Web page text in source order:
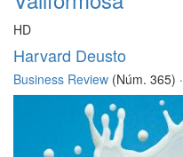
HD
Harvard Deusto
Business Review (Núm. 365) ·